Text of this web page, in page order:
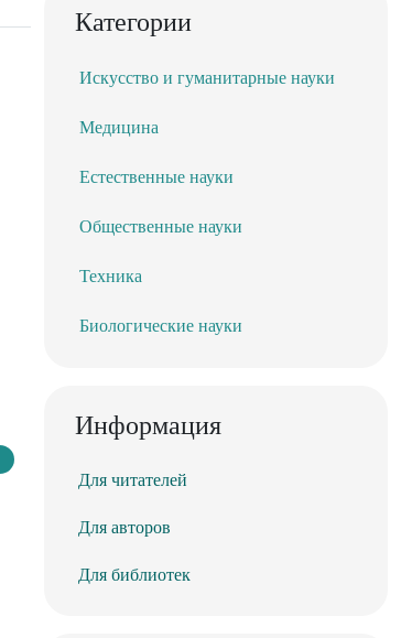
Категории
Искусство и гуманитарные науки
Медицина
Естественные науки
Общественные науки
Техника
Биологические науки
Информация
Для читателей
Для авторов
Для библиотек